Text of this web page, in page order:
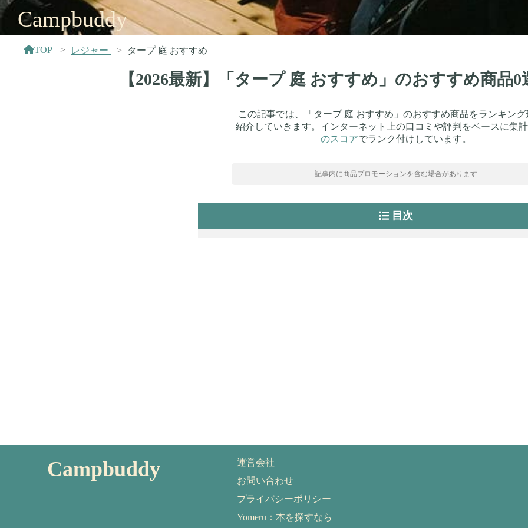
Campbuddy
TOP レジャー タープ 庭 おすすめ
【2026最新】「タープ 庭 おすすめ」のおすすめ商品
この記事では、「タープ 庭 おすすめ」のおすすめ商品をランキング
紹介していきます。インターネット上の口コミや評判をベースに集
のスコアでランク付けしています。
記事内に商品プロモーションを含む場合があります
目次
Campbuddy
運営会社
お問い合わせ
プライバシーポリシー
Yomeru：本を探すなら